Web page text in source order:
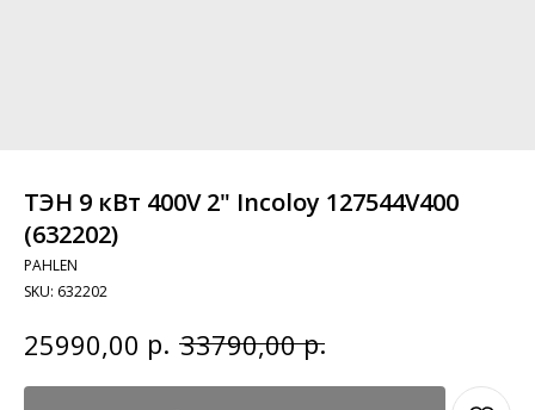
ТЭН 9 кВт 400V 2" Incoloy 127544V400
(632202)
PAHLEN
SKU: 632202
25990,00 р. 33790,00 р.